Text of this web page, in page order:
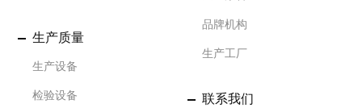
生产质量
生产设备
检验设备
品牌机构
生产工厂
联系我们